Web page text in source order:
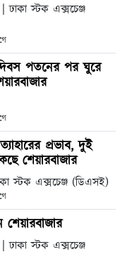
| ঢাকা স্টক এক্সচেঞ্জ
পতনের পর ঘুরে
প্রভাব, দুই
শেয়ারবাজার
স্টক এক্সচেঞ্জ (ডিএসই)
| ঢাকা স্টক এক্সচেঞ্জ